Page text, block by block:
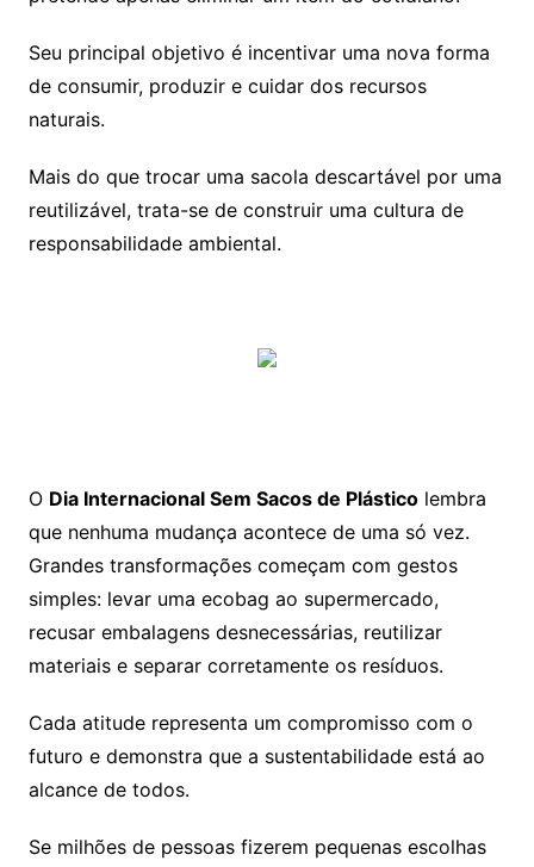
Seu principal objetivo é incentivar uma nova forma
de consumir, produzir e cuidar dos recursos
naturais.
Mais do que trocar uma sacola descartável por uma
reutilizável, trata-se de construir uma cultura de
responsabilidade ambiental.
O Dia Internacional Sem Sacos de Plásticolembra
que nenhuma mudança acontece de uma só vez.
Grandes transformações começam com gestos
simples: levar uma ecobag ao supermercado,
recusar embalagens desnecessárias, reutilizar
materiais e separar corretamente os resíduos.
Cada atitude representa um compromisso com o
futuro e demonstra que a sustentabilidade está ao
alcance de todos.
Se milhões de pessoas fizerem pequenas escolhas